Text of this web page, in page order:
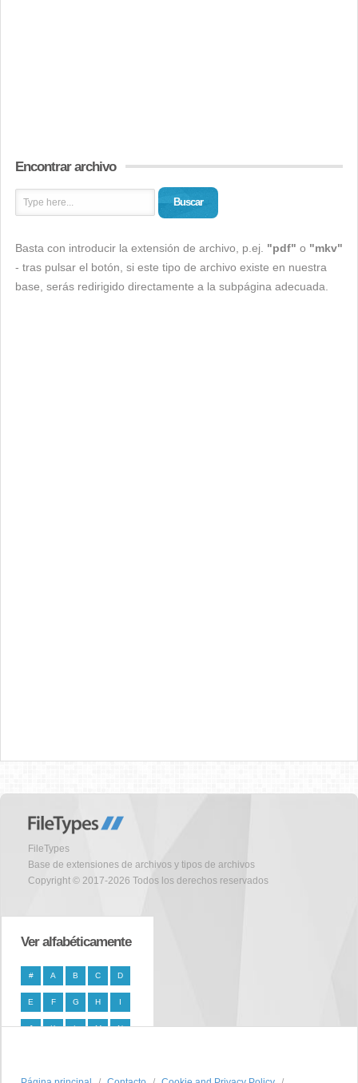
Encontrar archivo
Buscar
Basta con introducir la extensión de archivo, p.ej. "pdf" o "mkv"
- tras pulsar el botón, si este tipo de archivo existe en nuestra
base, serás redirigido directamente a la subpágina adecuada.
FileTypes
Base de extensiones de archivos y tipos de archivos
Copyright © 2017-2026 Todos los derechos reservados
Ver alfabéticamente
# A B C D
E F G H I
J K L M N
T U V W X